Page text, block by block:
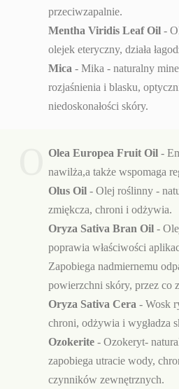
przeciwzapalnie.
Mentha Viridis Leaf Oil -
olejek eteryczny, działa
Mica - Mika - naturalny
rozjaśnienia i blasku,
niedoskonałości skóry.
Olea Europea Fruit Oil -
nawilża,a także wspomaga
Olus Oil - Olej roślinny -
zmiękcza, chroni i odżywia.
Oryza Sativa Bran Oil -
poprawia właściwości
Zapobiega nadmiernemu
powierzchni skóry, przez co
Oryza Sativa Cera - Wosk
chroni, odżywia i wygładza
Ozokerite - Ozokeryt-
zapobiega utracie wody,
czynników zewnętrznych.